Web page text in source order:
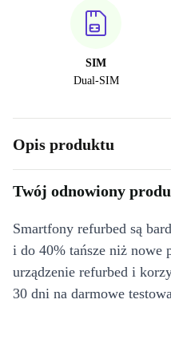
SIM
Dual-SIM
Opis produktu
Twój odnowiony
Smartfony refurbed są
i do 40% tańsze niż nowe
urządzenie refurbed i
30 dni na darmowe